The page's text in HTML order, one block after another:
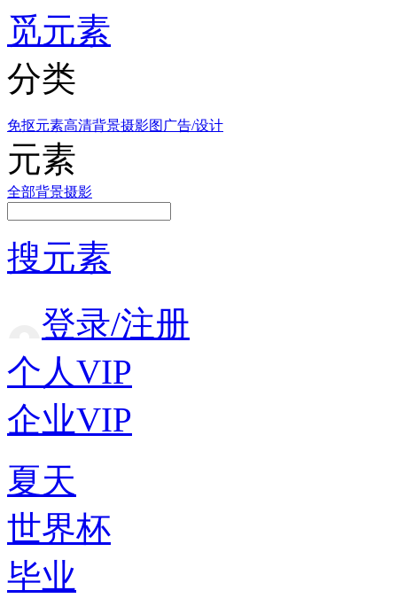
觅元素
分类
免抠元素高清背景摄影图 广告/设计
元素
全部背景摄影
搜元素
登录/注册
个人VIP
企业VIP
夏天
世界杯
毕业